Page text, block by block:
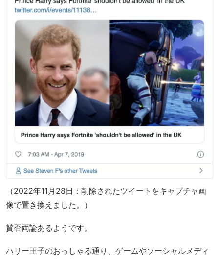
（2022年11月28日：削除されたツイートをキャプチャ画
像で置き換えました。）
賛否両論あるようです。
ハリー王子のおっしゃる通り、ゲームやソーシャルメディ